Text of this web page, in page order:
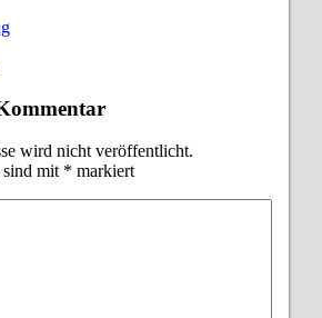
wird nicht veröffentlicht.
mit * markiert